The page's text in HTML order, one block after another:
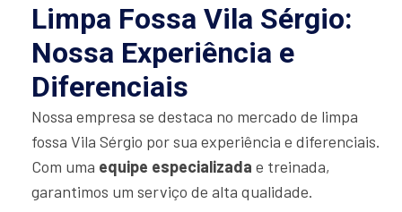
Limpa Fossa Vila Sérgio:
Nossa Experiência e
Diferenciais
Nossa empresa se destaca no mercado de limpa
fossa Vila Sérgio por sua experiência e diferenciais.
Com uma equipe especializada e treinada,
garantimos um serviço de alta qualidade.